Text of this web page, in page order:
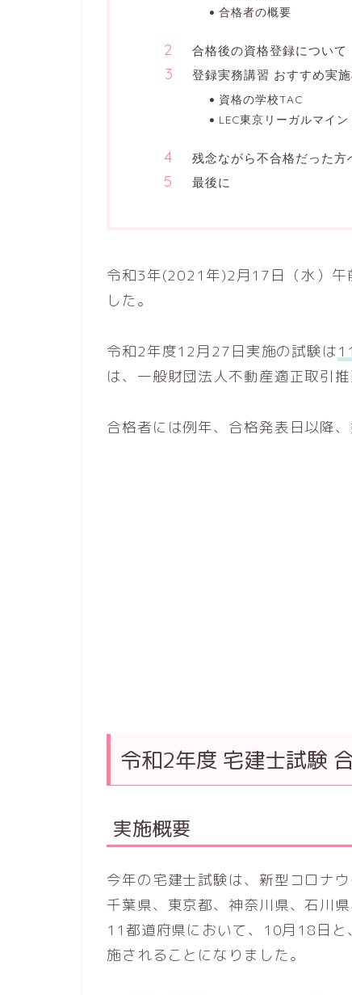
合格者の概要
合格後の資格登録について
登録実務講習 おすすめ実
資格の学校TAC
LEC東京リーガルマイン
残念ながら不合格だった方
最後に
令和3年(2021年)2月17日（水）午
した。
令和2年度12月27日実施の試験は
は、一般財団法人不動産適正取引
合格者には例年、合格発表日以降
令和2年度 宅建士試験
実施概要
今年の宅建士試験は、新型コロナ
千葉県、東京都、神奈川県、石川
11都道府県において、10月18日
施されることになりました。